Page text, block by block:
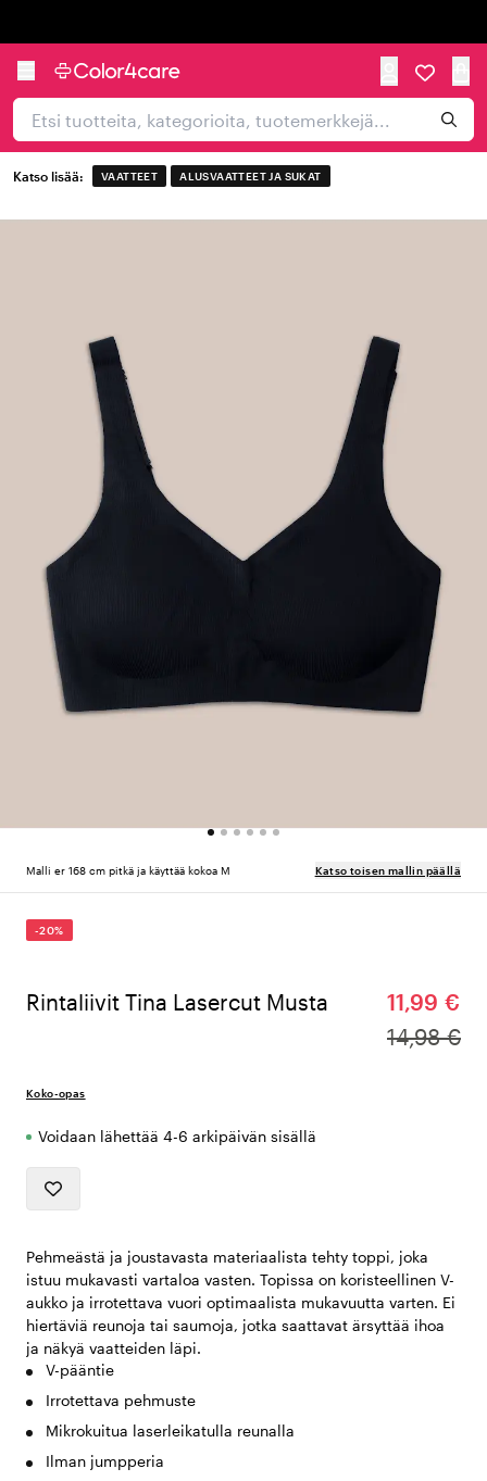
Katso lisää: VAATTEET ALUSVAATTEET JA SUKAT
Malli er 168 cm pitkä ja käyttää kokoa M Katso toisen mallin päällä
-20%
Rintaliivit Tina Lasercut Musta
11,99 €
14,98 €
Koko-opas
Voidaan lähettää 4-6 arkipäivän sisällä
Pehmeästä ja joustavasta materiaalista tehty toppi, joka
istuu mukavasti vartaloa vasten. Topissa on koristeellinen V-
aukko ja irrotettava vuori optimaalista mukavuutta varten. Ei
hiertäviä reunoja tai saumoja, jotka saattavat ärsyttää ihoa
ja näkyä vaatteiden läpi.
V-pääntie
Irrotettava pehmuste
Mikrokuitua laserleikatulla reunalla
Ilman jumpperia